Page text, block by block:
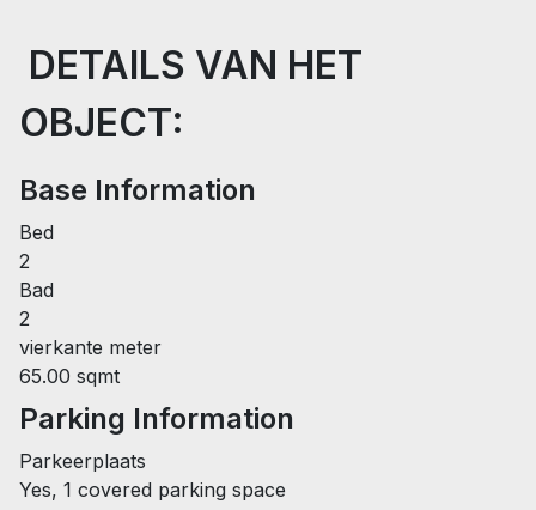
DETAILS VAN HET
OBJECT:
Base Information
Bed
2
Bad
2
vierkante meter
65.00 sqmt
Parking Information
Parkeerplaats
Yes, 1 covered parking space